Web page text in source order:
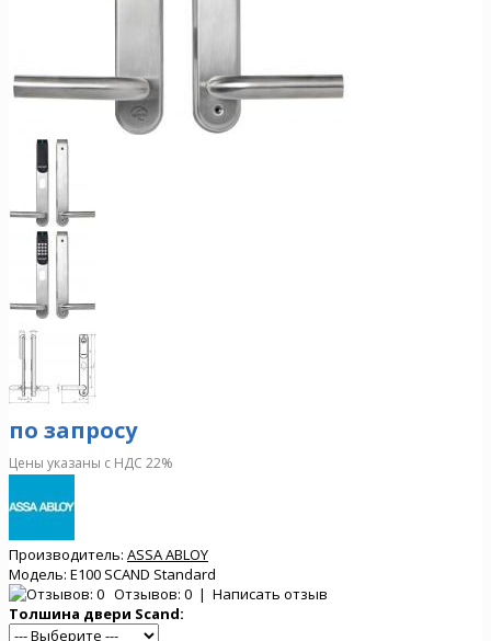
по запросу
Цены указаны с НДС 22%
Производитель: ASSA ABLOY
Модель: E100 SCAND Standard
Отзывов: 0 | Написать отзыв
Толшина двери Scand: